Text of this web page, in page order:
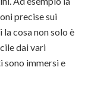
precise sui
cosa non solo è
dai vari
sono immersi e